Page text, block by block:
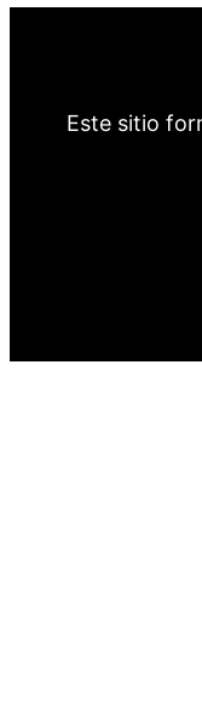
Este sitio